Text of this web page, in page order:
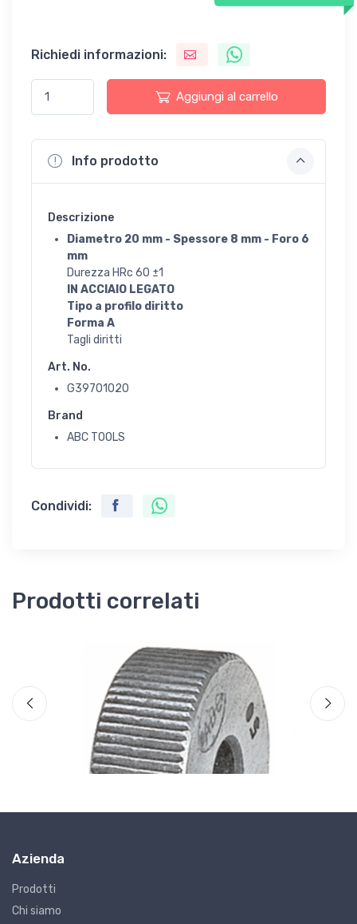
Richiedi informazioni:
Aggiungi al carrello
Info prodotto
Descrizione
Diametro 20 mm - Spessore 8 mm - Foro 6
mm
Durezza HRc 60 ±1
IN ACCIAIO LEGATO
Tipo a profilo diritto
Forma A
Tagli diritti
Art. No.
G39701020
Brand
ABC TOOLS
Condividi:
Prodotti correlati
Azienda
Prodotti
Chi siamo